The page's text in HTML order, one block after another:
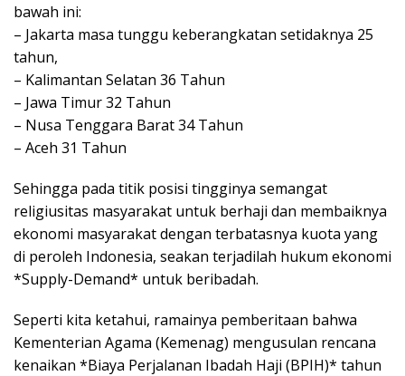
bawah ini:
– Jakarta masa tunggu keberangkatan setidaknya 25
tahun,
– Kalimantan Selatan 36 Tahun
– Jawa Timur 32 Tahun
– Nusa Tenggara Barat 34 Tahun
– Aceh 31 Tahun
Sehingga pada titik posisi tingginya semangat
religiusitas masyarakat untuk berhaji dan membaiknya
ekonomi masyarakat dengan terbatasnya kuota yang
di peroleh Indonesia, seakan terjadilah hukum ekonomi
*Supply-Demand* untuk beribadah.
Seperti kita ketahui, ramainya pemberitaan bahwa
Kementerian Agama (Kemenag) mengusulan rencana
kenaikan *Biaya Perjalanan Ibadah Haji (BPIH)* tahun